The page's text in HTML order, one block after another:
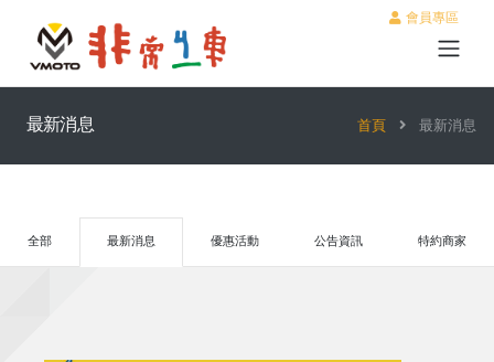
會員專區
最新消息 首頁 最新消息
全部 最新消息 優惠活動 公告資訊 特約商家